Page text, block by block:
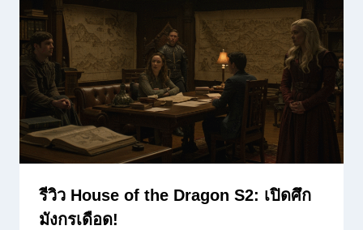
รีวิว House of the Dragon S2: เปิดศึก
มังกรเดือด!